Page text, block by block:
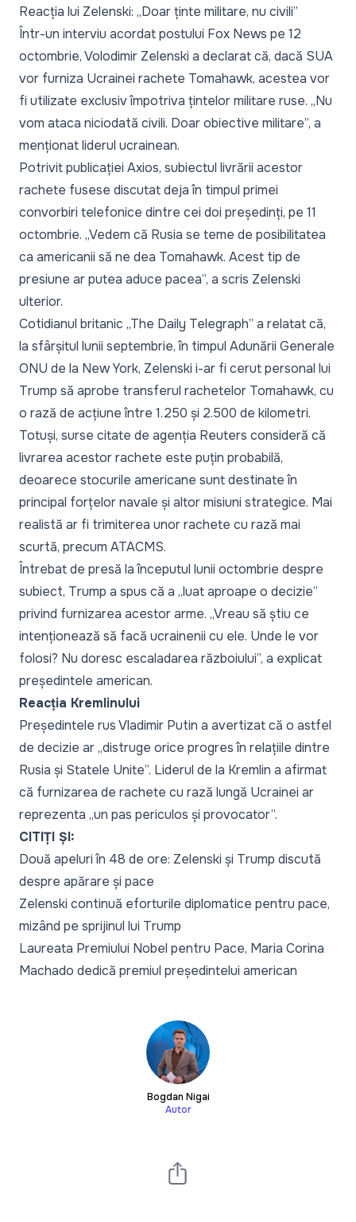
Reacția lui Zelenski: „Doar ținte militare, nu civili”
Într-un interviu acordat postului Fox News pe 12
octombrie, Volodimir Zelenski a declarat că, dacă SUA
vor furniza Ucrainei rachete Tomahawk, acestea vor
fi utilizate exclusiv împotriva țintelor militare ruse. „Nu
vom ataca niciodată civili. Doar obiective militare”, a
menționat liderul ucrainean.
Potrivit publicației Axios, subiectul livrării acestor
rachete fusese discutat deja în timpul primei
convorbiri telefonice dintre cei doi președinți, pe 11
octombrie. „Vedem că Rusia se teme de posibilitatea
ca americanii să ne dea Tomahawk. Acest tip de
presiune ar putea aduce pacea”, a scris Zelenski
ulterior.
Cotidianul britanic „The Daily Telegraph” a relatat că,
la sfârșitul lunii septembrie, în timpul Adunării Generale
ONU de la New York, Zelenski i-ar fi cerut personal lui
Trump să aprobe transferul rachetelor Tomahawk, cu
o rază de acțiune între 1.250 și 2.500 de kilometri.
Totuși, surse citate de agenția Reuters consideră că
livrarea acestor rachete este puțin probabilă,
deoarece stocurile americane sunt destinate în
principal forțelor navale și altor misiuni strategice. Mai
realistă ar fi trimiterea unor rachete cu rază mai
scurtă, precum ATACMS.
Întrebat de presă la începutul lunii octombrie despre
subiect, Trump a spus că a „luat aproape o decizie”
privind furnizarea acestor arme. „Vreau să știu ce
intenționează să facă ucrainenii cu ele. Unde le vor
folosi? Nu doresc escaladarea războiului”, a explicat
președintele american.
Reacția Kremlinului
Președintele rus Vladimir Putin a avertizat că o astfel
de decizie ar„distruge orice progres în relațiile dintre
Rusia și Statele Unite”. Liderul de la Kremlin a afirmat
că furnizarea de rachete cu rază lungă Ucrainei ar
reprezenta „un pas periculos și provocator”.
CITIȚI ȘI:
Două apeluri în 48 de ore: Zelenski și Trump discută
despre apărare și pace
Zelenski continuă eforturile diplomatice pentru pace,
mizând pe sprijinul lui Trump
Laureata Premiului Nobel pentru Pace, Maria Corina
Machado dedică premiul președintelui american
Bogdan Nigai
Autor